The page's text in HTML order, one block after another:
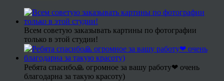
Всем советую заказывать картины по фотографии
только в этой студии!
Ребята спасибо🙏 огромное за вашу работу❤ очень
благодарна за такую красоту)